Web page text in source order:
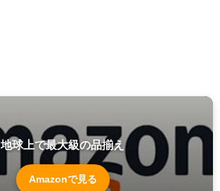
地球上で最大級の品揃え
Amazonで見る